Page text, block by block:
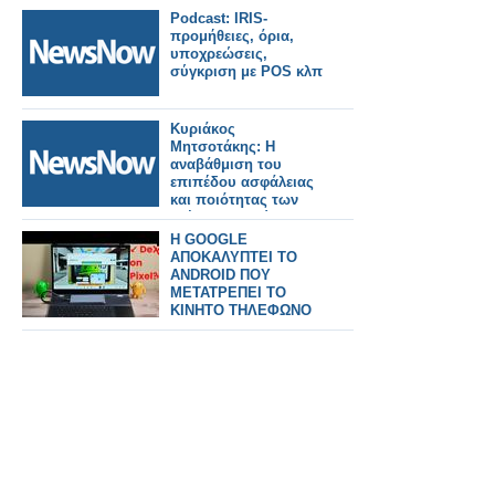
Podcast: IRIS-
προμήθειες, όρια,
υποχρεώσεις,
σύγκριση με POS κλπ
Κυριάκος
Μητσοτάκης: Η
αναβάθμιση του
επιπέδου ασφάλειας
και ποιότητας των
τρένων της χώρας
είναι ύψιστη
κυβερνητική
προτεραιότητα.
H GOOGLE
ΑΠΟΚΑΛΥΠΤΕΙ ΤΟ
ANDROID ΠΟΥ
ΜΕΤΑΤΡΕΠΕΙ ΤΟ
ΚΙΝΗΤΟ ΤΗΛΕΦΩΝΟ
ΣΕ PC